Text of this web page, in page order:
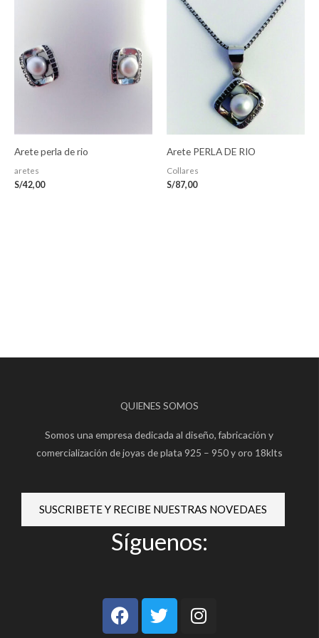
Arete perla de rio
aretes
S/42,00
Arete PERLA DE RIO
Collares
S/87,00
QUIENES SOMOS
Somos una empresa dedicada al diseño, fabricación y
comercialización de joyas de plata 925 – 950 y oro 18klts
SUSCRIBETE Y RECIBE NUESTRAS NOVEDAES
Síguenos:
F
a
T
w
I
n